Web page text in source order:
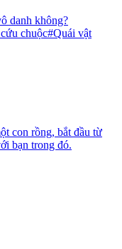
danh không?
chuộc#Quái vật
con rồng, bắt đầu từ
bạn trong đó.